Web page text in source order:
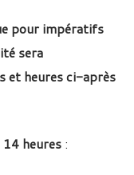
pour impératifs
sera
et heures ci-après
heures :